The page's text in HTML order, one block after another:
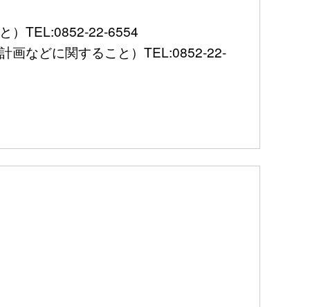
）TEL:0852-22-6554
画などに関すること）TEL:0852-22-